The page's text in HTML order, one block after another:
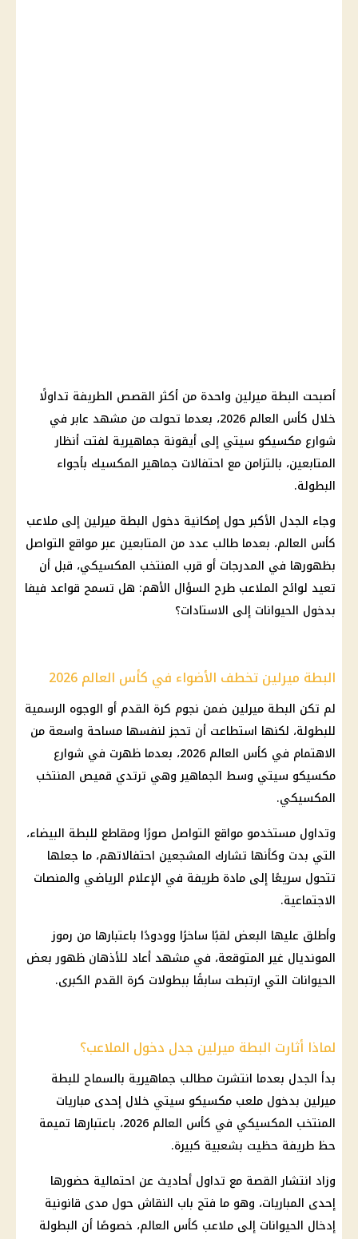
أصبحت البطة ميرلين واحدة من أكثر القصص الطريفة تداولًا
خلال كأس العالم 2026، بعدما تحولت من مشهد عابر في
شوارع مكسيكو سيتي إلى أيقونة جماهيرية لفتت أنظار
المتابعين، بالتزامن مع احتفالات جماهير المكسيك بأجواء
البطولة.
وجاء الجدل الأكبر حول إمكانية دخول البطة ميرلين إلى ملاعب
كأس العالم، بعدما طالب عدد من المتابعين عبر مواقع التواصل
بظهورها في المدرجات أو قرب المنتخب المكسيكي، قبل أن
تعيد لوائح الملاعب طرح السؤال الأهم: هل تسمح قواعد فيفا
بدخول الحيوانات إلى الاستادات؟
البطة ميرلين تخطف الأضواء في كأس العالم 2026
لم تكن البطة ميرلين ضمن نجوم كرة القدم أو الوجوه الرسمية
للبطولة، لكنها استطاعت أن تحجز لنفسها مساحة واسعة من
الاهتمام في كأس العالم 2026، بعدما ظهرت في شوارع
مكسيكو سيتي وسط الجماهير وهي ترتدي قميص المنتخب
المكسيكي.
وتداول مستخدمو مواقع التواصل صورًا ومقاطع للبطة البيضاء،
التي بدت وكأنها تشارك المشجعين احتفالاتهم، ما جعلها
تتحول سريعًا إلى مادة طريفة في الإعلام الرياضي والمنصات
الاجتماعية.
وأطلق عليها البعض لقبًا ساخرًا وودودًا باعتبارها من رموز
المونديال غير المتوقعة، في مشهد أعاد للأذهان ظهور بعض
الحيوانات التي ارتبطت سابقًا ببطولات كرة القدم الكبرى.
لماذا أثارت البطة ميرلين جدل دخول الملاعب؟
بدأ الجدل بعدما انتشرت مطالب جماهيرية بالسماح للبطة
ميرلين بدخول ملعب مكسيكو سيتي خلال إحدى مباريات
المنتخب المكسيكي في كأس العالم 2026، باعتبارها تميمة
حظ طريفة حظيت بشعبية كبيرة.
وزاد انتشار القصة مع تداول أحاديث عن احتمالية حضورها
إحدى المباريات، وهو ما فتح باب النقاش حول مدى قانونية
إدخال الحيوانات إلى ملاعب كأس العالم، خصوصًا أن البطولة